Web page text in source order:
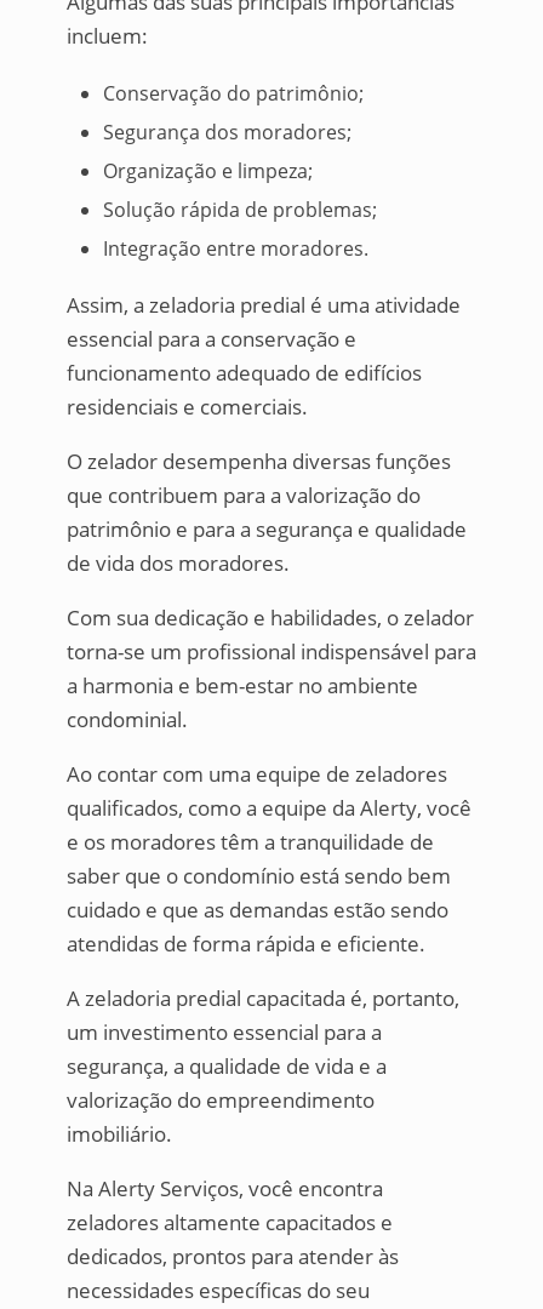
incluem:
Conservação do patrimônio;
Segurança dos moradores;
Organização e limpeza;
Solução rápida de problemas;
Integração entre moradores.
Assim, a zeladoria predial é uma atividade
essencial para a conservação e
funcionamento adequado de edifícios
residenciais e comerciais.
O zelador desempenha diversas funções
que contribuem para a valorização do
patrimônio e para a segurança e qualidade
de vida dos moradores.
Com sua dedicação e habilidades, o zelador
torna-se um profissional indispensável para
a harmonia e bem-estar no ambiente
condominial.
Ao contar com uma equipe de zeladores
qualificados, como a equipe da Alerty, você
e os moradores têm a tranquilidade de
saber que o condomínio está sendo bem
cuidado e que as demandas estão sendo
atendidas de forma rápida e eficiente.
A zeladoria predial capacitada é, portanto,
um investimento essencial para a
segurança, a qualidade de vida e a
valorização do empreendimento
imobiliário.
Na Alerty Serviços, você encontra
zeladores altamente capacitados e
dedicados, prontos para atender às
necessidades específicas do seu